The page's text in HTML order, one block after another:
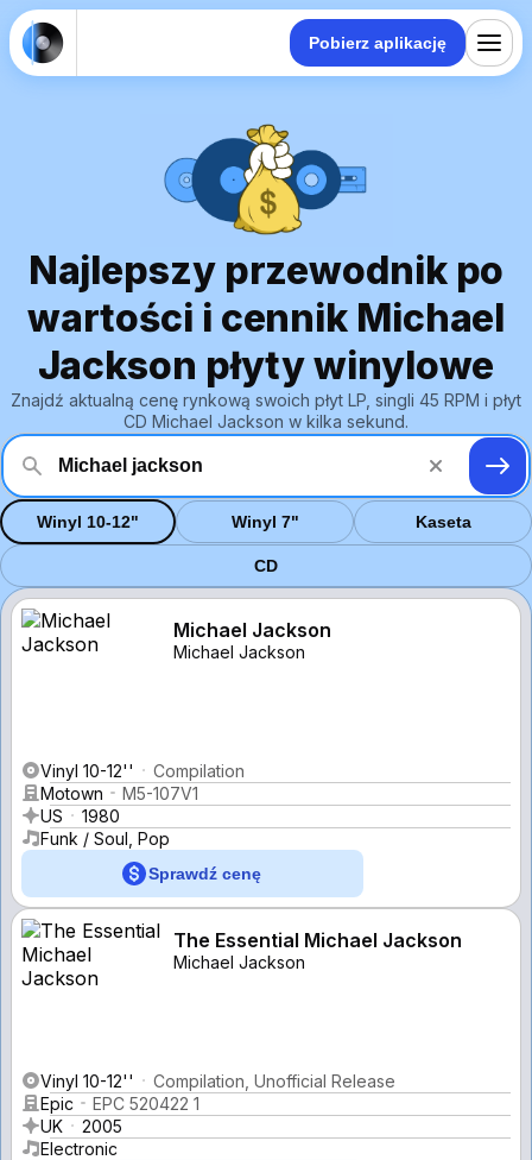
Pobierz aplikację
Najlepszy przewodnik po
wartości i cennik Michael
Jackson płyty winylowe
Znajdź aktualną cenę rynkową swoich płyt LP, singli 45 RPM i płyt
CD Michael Jackson w kilka sekund.
Winyl 10-12" Winyl 7" Kaseta
CD
Michael Jackson
Michael Jackson
Vinyl 10-12''
Compilation
Motown
M5-107V1
US
1980
Funk / Soul, Pop
Sprawdź cenę
The Essential Michael Jackson
Michael Jackson
Vinyl 10-12''
Compilation, Unofficial Release
Epic
EPC 520422 1
UK
2005
Electronic